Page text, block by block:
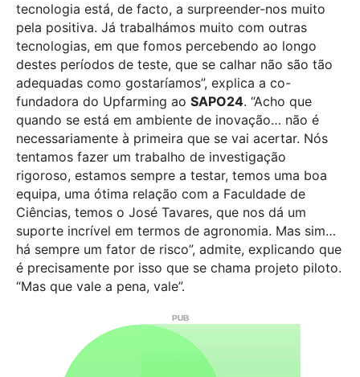
tecnologia está, de facto, a surpreender-nos muito
pela positiva. Já trabalhámos muito com outras
tecnologias, em que fomos percebendo ao longo
destes períodos de teste, que se calhar não são tão
adequadas como gostaríamos”, explica a co-
fundadora do Upfarming ao SAPO24. “Acho que
quando se está em ambiente de inovação… não é
necessariamente à primeira que se vai acertar. Nós
tentamos fazer um trabalho de investigação
rigoroso, estamos sempre a testar, temos uma boa
equipa, uma ótima relação com a Faculdade de
Ciências, temos o José Tavares, que nos dá um
suporte incrível em termos de agronomia. Mas sim…
há sempre um fator de risco”, admite, explicando que
é precisamente por isso que se chama projeto piloto.
“Mas que vale a pena, vale”.